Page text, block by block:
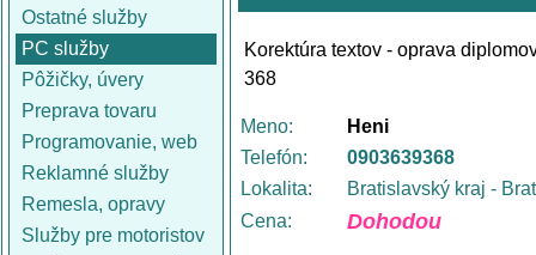
Ostatné služby
PC služby
Pôžičky, úvery
Preprava tovaru
Programovanie, web
Reklamné služby
Remesla, opravy
Služby pre motoristov
Korektúra textov - oprava
368
Meno:
Heni
Telefón:
0903639368
Lokalita:
Bratislavský kraj -
Cena:
Dohodou